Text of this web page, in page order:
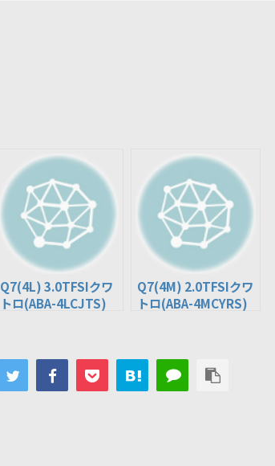
Q7(4L) 3.0TFSIクワ
トロ(ABA-4LCJTS)
Q7(4M) 2.0TFSIクワ
トロ(ABA-4MCYRS)